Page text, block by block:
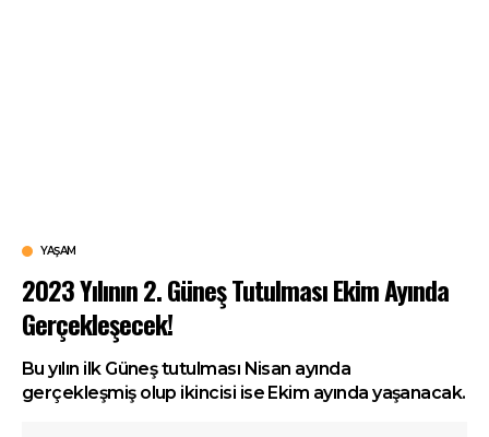
YAŞAM
2023 Yılının 2. Güneş Tutulması Ekim Ayında
Gerçekleşecek!
Bu yılın ilk Güneş tutulması Nisan ayında
gerçekleşmiş olup ikincisi ise Ekim ayında yaşanacak.